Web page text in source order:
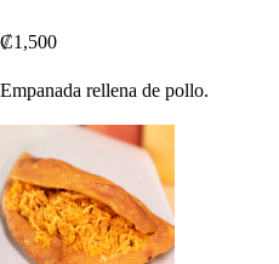
₡1,500
Empanada rellena de pollo.